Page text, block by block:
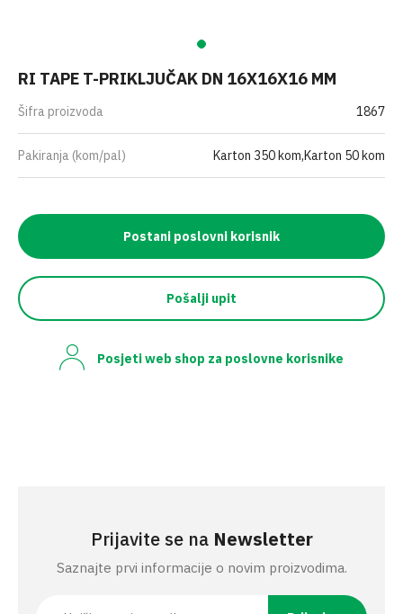
RI TAPE T-PRIKLJUČAK DN 16X16X16 MM
Šifra proizvoda 1867
Pakiranja (kom/pal) Karton 350 kom,Karton 50 kom
Postani poslovni korisnik
Pošalji upit
Posjeti web shop za poslovne korisnike
Prijavite se na Newsletter
Saznajte prvi informacije o novim proizvodima.